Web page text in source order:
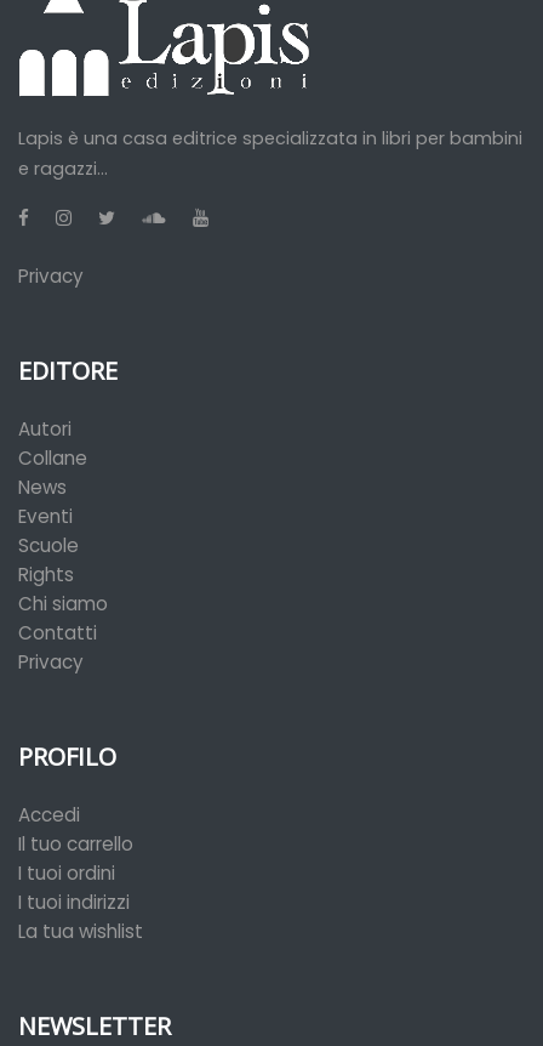
Lapis è una casa editrice specializzata in libri per bambini
e ragazzi...
Privacy
EDITORE
Autori
Collane
News
Eventi
Scuole
Rights
Chi siamo
Contatti
Privacy
PROFILO
Accedi
Il tuo carrello
I tuoi ordini
I tuoi indirizzi
La tua wishlist
NEWSLETTER